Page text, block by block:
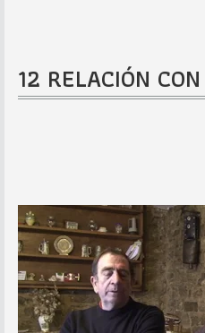
12 RELACIÓN